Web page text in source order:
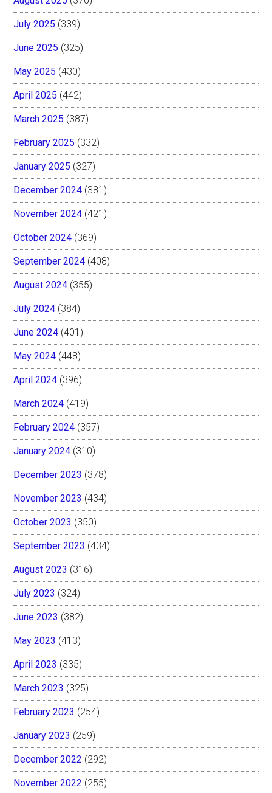
July 2025 (339)
June 2025 (325)
May 2025 (430)
April 2025 (442)
March 2025 (387)
February 2025 (332)
January 2025 (327)
December 2024 (381)
November 2024 (421)
October 2024 (369)
September 2024 (408)
August 2024 (355)
July 2024 (384)
June 2024 (401)
May 2024 (448)
April 2024 (396)
March 2024 (419)
February 2024 (357)
January 2024 (310)
December 2023 (378)
November 2023 (434)
October 2023 (350)
September 2023 (434)
August 2023 (316)
July 2023 (324)
June 2023 (382)
May 2023 (413)
April 2023 (335)
March 2023 (325)
February 2023 (254)
January 2023 (259)
December 2022 (292)
November 2022 (255)